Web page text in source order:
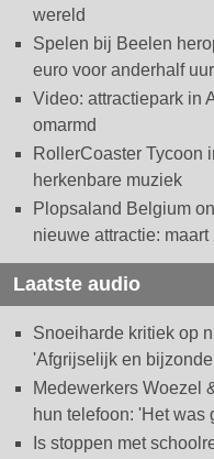
wereld
Spelen bij Beelen
euro voor anderhalf
Video: attractiepark in
omarmd
RollerCoaster Tycoon
herkenbare muziek
Plopsaland Belgium
nieuwe attractie: maart
Laatste audio
Snoeiharde kritiek op
'Afgrijselijk en
Medewerkers Woezel
hun telefoon: 'Het was
Is stoppen met